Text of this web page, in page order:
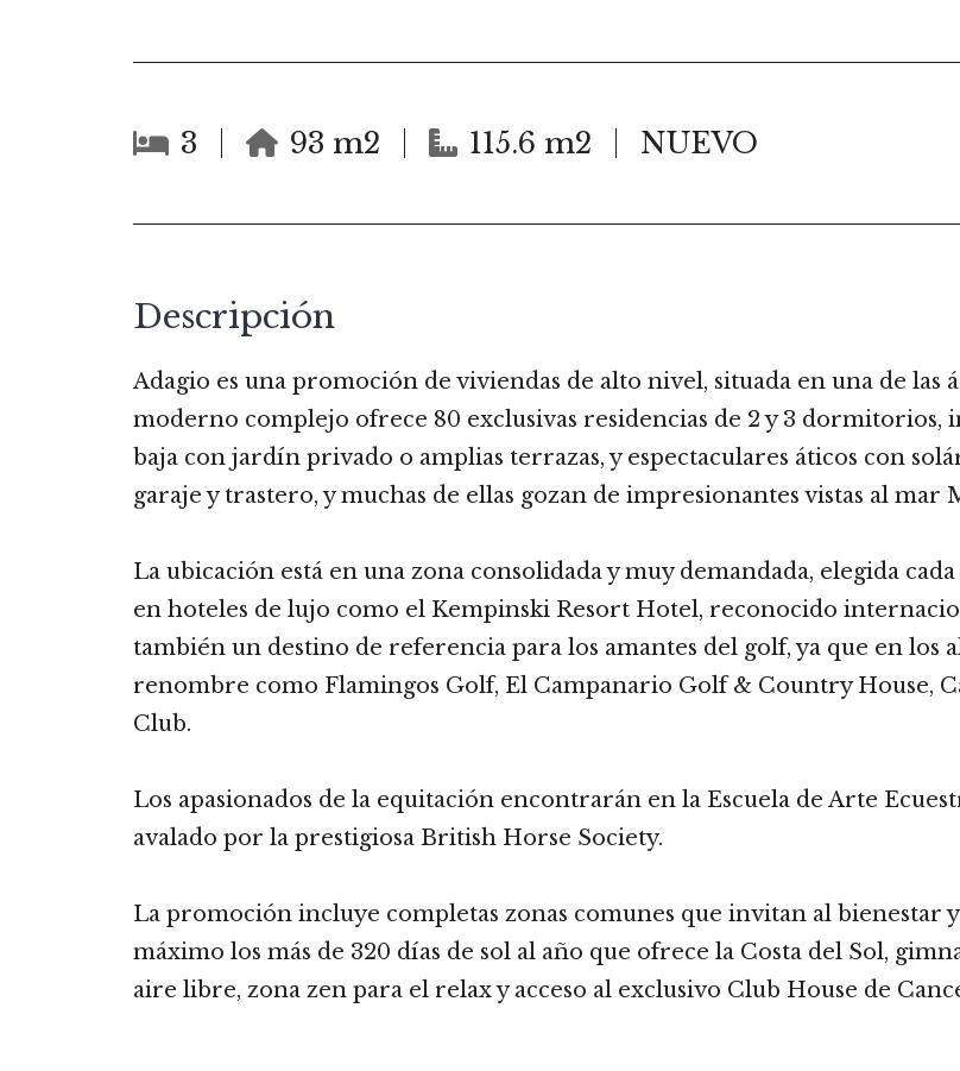
3 93 m2 115.6 m2 NUEVO
Descripción
Adagio es una promoción de viviendas de alto nivel, situada en una de las
moderno complejo ofrece 80 exclusivas residencias de 2 y 3 dormitorios,
baja con jardín privado o amplias terrazas, y espectaculares áticos con
garaje y trastero, y muchas de ellas gozan de impresionantes vistas al mar
La ubicación está en una zona consolidada y muy demandada, elegida
en hoteles de lujo como el Kempinski Resort Hotel, reconocido
también un destino de referencia para los amantes del golf, ya que en los
renombre como Flamingos Golf, El Campanario Golf & Country House,
Club.
Los apasionados de la equitación encontrarán en la Escuela de Arte
avalado por la prestigiosa British Horse Society.
La promoción incluye completas zonas comunes que invitan al bienestar
máximo los más de 320 días de sol al año que ofrece la Costa del Sol,
aire libre, zona zen para el relax y acceso al exclusivo Club House de